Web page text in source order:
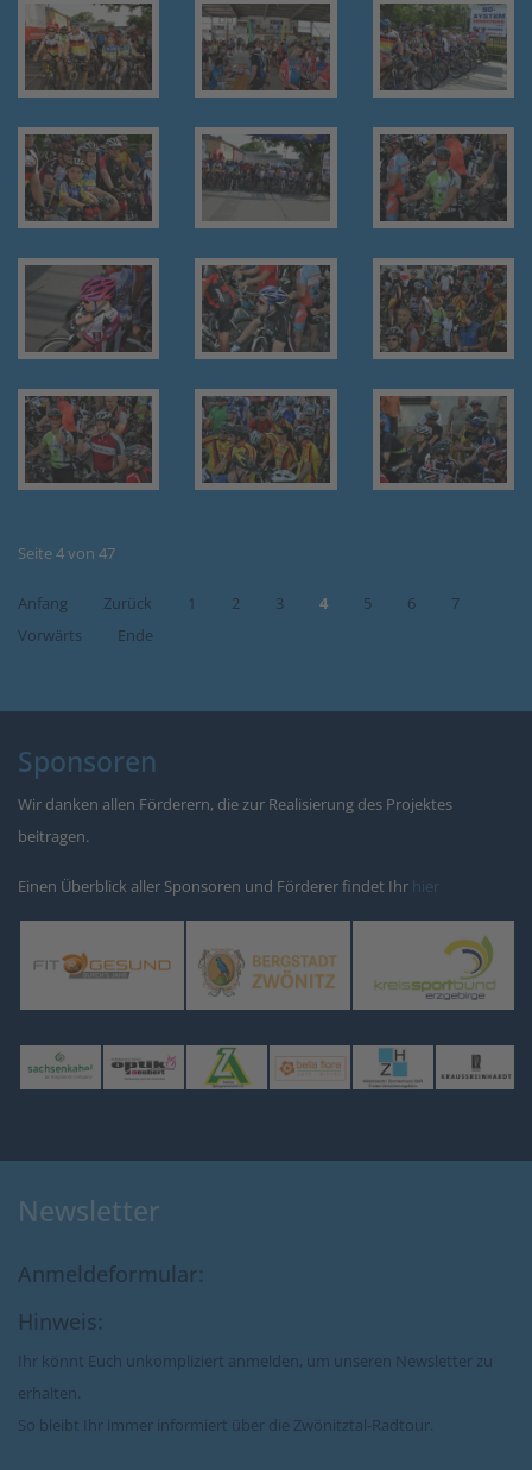
Seite 4 von 47
Anfang Zurück 1 2 3 4 5 6
7
Vorwärts
Ende
Sponsoren
Wir danken allen Förderern, die zur Realisierung des Projektes
beitragen.
Einen Überblick aller Sponsoren und Förderer findet Ihr hier
Newsletter
Anmeldeformular:
Hinweis:
Ihr könnt Euch unkompliziert anmelden, um unseren Newsletter zu
erhalten.
So bleibt Ihr immer informiert über die Zwönitztal-Radtour.